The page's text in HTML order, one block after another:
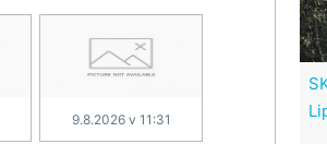
9.8.2026 v 11:31